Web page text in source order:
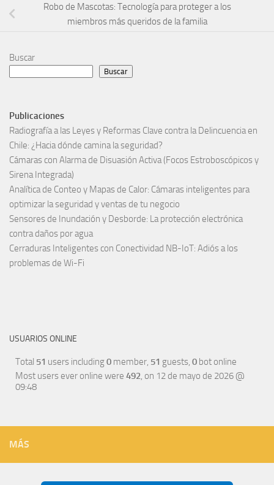
Robo de Mascotas: Tecnología para proteger a los
miembros más queridos de la familia
Buscar
Buscar
Publicaciones
Radiografía a las Leyes y Reformas Clave contra la Delincuencia en
Chile: ¿Hacia dónde camina la seguridad?
Cámaras con Alarma de Disuasión Activa (Focos Estroboscópicos y
Sirena Integrada)
Analítica de Conteo y Mapas de Calor: Cámaras inteligentes para
optimizar la seguridad y ventas de tu negocio
Sensores de Inundación y Desborde: La protección electrónica
contra daños por agua
Cerraduras Inteligentes con Conectividad NB-IoT: Adiós a los
problemas de Wi-Fi
USUARIOS ONLINE
Total 51 users including0 member, 51 guests, 0 bot online
Most users ever online were 492, on 12 de mayo de 2026 @
09:48
MÁS